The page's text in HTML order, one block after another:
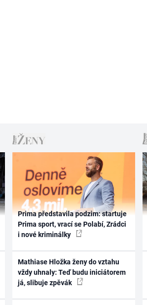
Prima představila podzim: startuje
Prima sport, vrací se Polabí, Zrádci
i nové kriminálky
Mathiase Hložka ženy do vztahu
vždy uhnaly: Teď budu iniciátorem
já, slibuje zpěvák